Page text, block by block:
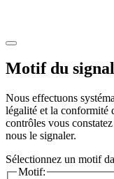
Motif du
Nous effectuons
légalité et la conformité
contrôles vous
nous le signaler.
Sélectionnez un motif
Motif: